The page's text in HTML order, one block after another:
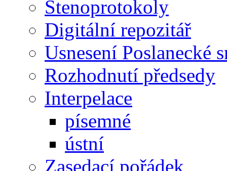
Stenoprotokoly
Digitální repozitář
Usnesení Poslanecké
Rozhodnutí předsedy
Interpelace
písemné
ústní
Zasedací pořádek